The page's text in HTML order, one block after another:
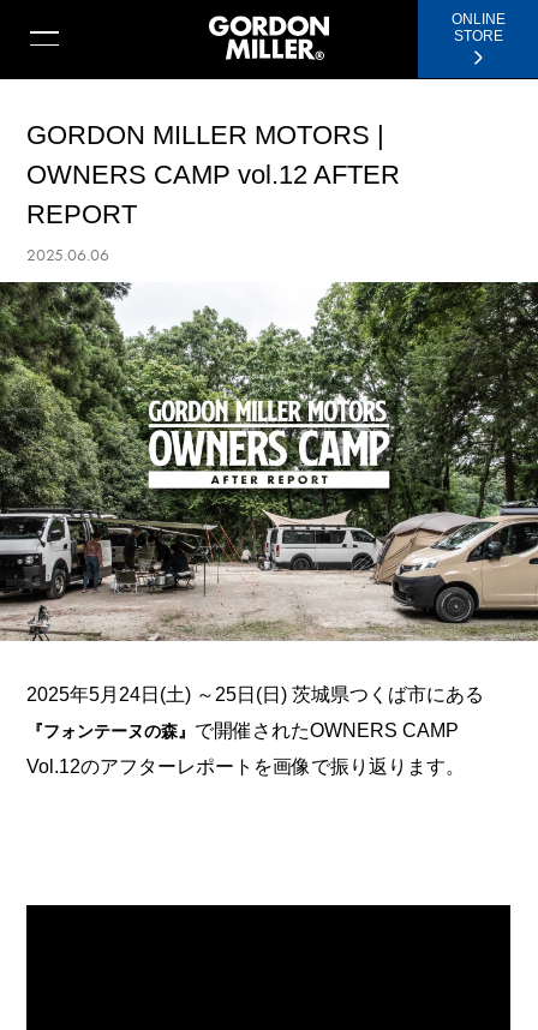
ONLINE
STORE
GORDON MILLER MOTORS |
OWNERS CAMP vol.12 AFTER
REPORT
2025.06.06
2025年5月24日(土) ～25日(日) 茨城県つくば市にある
『フォンテーヌの森』 で開催されたOWNERS CAMP
Vol.12のアフターレポートを画像で振り返ります。